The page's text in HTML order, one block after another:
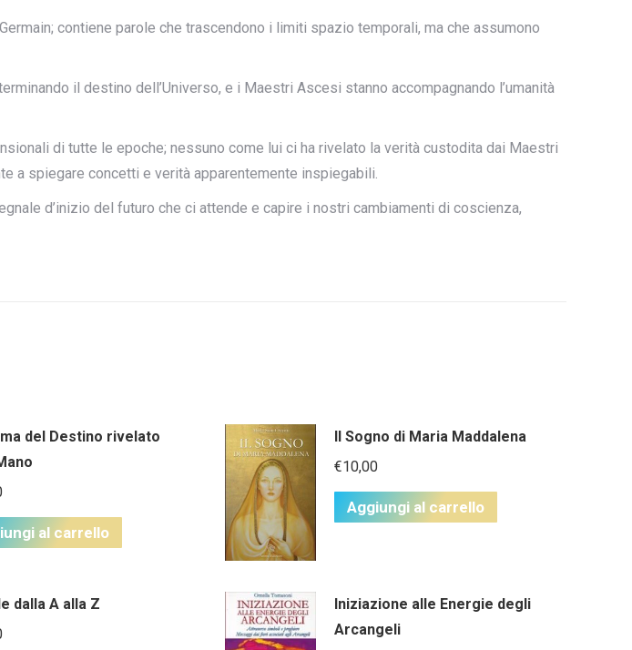
contiene parole che trascendono i limiti spazio temporali, ma che assumono
il destino dell’Universo, e i Maestri Ascesi stanno accompagnando l’umanità
di tutte le epoche; nessuno come lui ci ha rivelato la verità custodita dai Maestri
a spiegare concetti e verità apparentemente inspiegabili.
d’inizio del futuro che ci attende e capire i nostri cambiamenti di coscienza,
del Destino rivelato
al carrello
Il Sogno di Maria Maddalena
€10,00
Aggiungi al carrello
dalla A alla Z
Iniziazione alle Energie degli
Arcangeli